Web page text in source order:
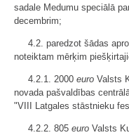
sadale Medumu speciālā
decembrim;
4.2. paredzot šādas
noteiktam mērķim
4.2.1. 2000 euro Valsts
novada pašvaldības
"VIII Latgales stāstnieku
4.2.2. 805 euro Valsts